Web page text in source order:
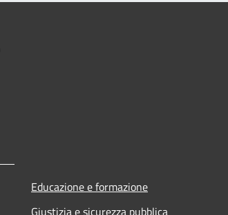
Educazione e formazione